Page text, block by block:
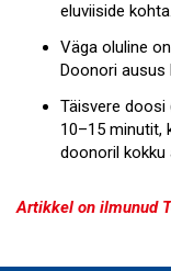
eluviiside kohta.
Väga oluline
Doonori ausus
Täisvere
10–15 minutit,
doonoril kokku
Artikkel on ilmunud